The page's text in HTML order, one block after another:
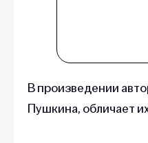
В произведении
Пушкина, обличает